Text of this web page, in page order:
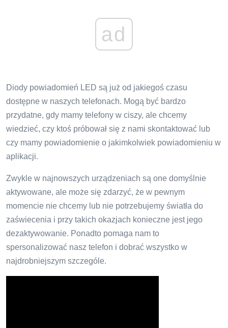
ad
Diody powiadomień LED są już od jakiegoś czasu
dostępne w naszych telefonach. Mogą być bardzo
przydatne, gdy mamy telefony w ciszy, ale chcemy
wiedzieć, czy ktoś próbował się z nami skontaktować lub
czy mamy powiadomienie o jakimkolwiek powiadomieniu w
aplikacji.
Zwykle w najnowszych urządzeniach są one domyślnie
aktywowane, ale może się zdarzyć, że w pewnym
momencie nie chcemy lub nie potrzebujemy światła do
zaświecenia i przy takich okazjach konieczne jest jego
dezaktywowanie. Ponadto pomaga nam to
spersonalizować nasz telefon i dobrać wszystko w
najdrobniejszym szczególe.